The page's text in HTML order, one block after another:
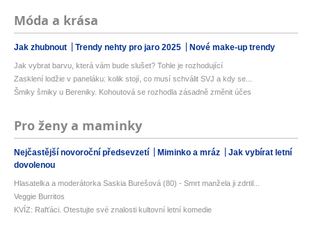
Móda a krása
Jak zhubnout Trendy nehty pro jaro 2025 Nové make-up trendy
Jak vybrat barvu, která vám bude slušet? Tohle je rozhodující
Zasklení lodžie v paneláku: kolik stojí, co musí schválit SVJ a kdy se...
Šmiky šmiky u Bereniky. Kohoutová se rozhodla zásadně změnit účes
Pro ženy a maminky
Nejčastější novoroční předsevzetí Miminko a mráz
Jak vybírat letní
dovolenou
Hlasatelka a moderátorka Saskia Burešová (80) - Smrt manžela ji zdrtil...
Veggie Burritos
KVÍZ: Rafťáci. Otestujte své znalosti kultovní letní komedie